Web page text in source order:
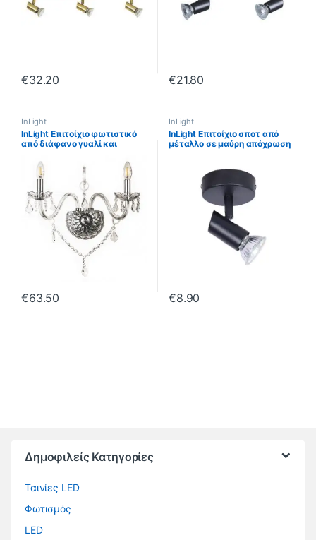
€32.20 €21.80
InLight
InLight Επιτοίχιο φωτιστικό
από διάφανο γυαλί και
(43391-2-CLEAR)
€63.50
InLight
InLight Επιτοίχιο σποτ από
μέταλλο σε μαύρη απόχρωση
€8.90
Δημοφιλείς Κατηγορίες
Ταινίες LED
Φωτισμός
LED